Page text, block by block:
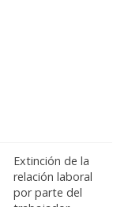
Extinción de la
relación laboral
por parte del